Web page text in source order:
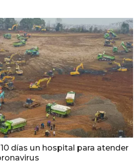
días un hospital para atender